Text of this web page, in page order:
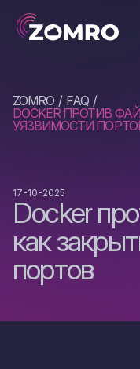
ZOMRO
FAQ
DOCKER ПРОТИВ
УЯЗВИМОСТИ
Docker
как
портов
17-10-2025